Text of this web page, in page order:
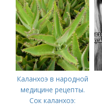
Каланхоэ в народной
медицине рецепты.
Сок каланхоэ: